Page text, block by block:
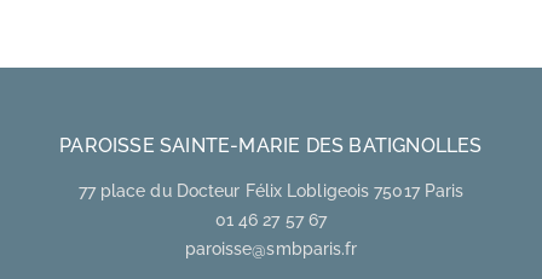
PAROISSE SAINTE-MARIE DES BATIGNOLLES
77 place du Docteur Félix Lobligeois 75017 Paris
01 46 27 57 67
paroisse@smbparis.fr